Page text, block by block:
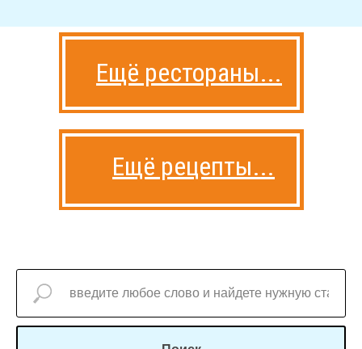
Ещё рестораны...
Ещё рецепты...